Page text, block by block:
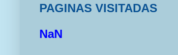
PAGINAS VISITADAS
NaN